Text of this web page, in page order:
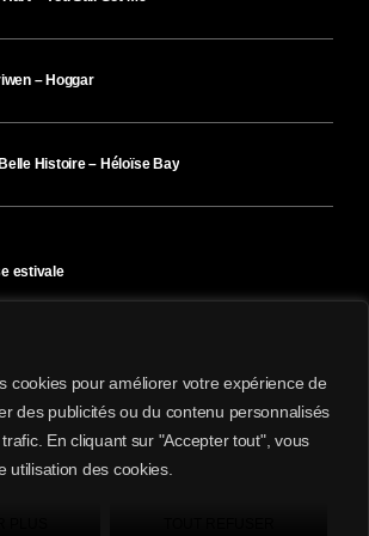
cookies pour améliorer votre expérience de
des publicités ou du contenu personnalisés
En cliquant sur "Accepter tout", vous
utilisation des cookies.
– Hoggar
Histoire – Héloïse Bay
estivale
– mardi 28 juillet